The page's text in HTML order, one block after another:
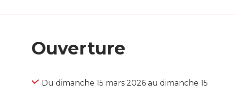
Ouverture
Du dimanche 15 mars 2026 au dimanche 15